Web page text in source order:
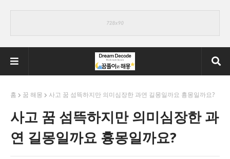
홈 꿈 해몽 사고 꿈 섬뜩하지만 의미심장한 과연 길몽일까요 흉몽일까요?
사고 꿈 섬뜩하지만 의미심장한 과
연 길몽일까요 흉몽일까요?